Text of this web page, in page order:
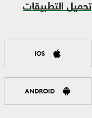
تحميل التطبيقات
IOS
ANDROID